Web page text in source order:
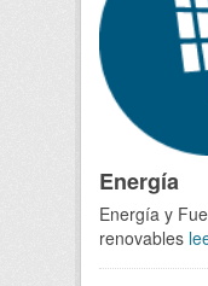
Energía
Energía y
renovables